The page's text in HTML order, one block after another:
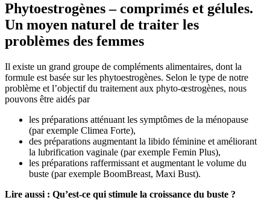
Phytoestrogènes – comprimés et gélules.
Un moyen naturel de traiter les
problèmes des femmes
Il existe un grand groupe de compléments alimentaires, dont la
formule est basée sur les phytoestrogènes. Selon le type de notre
problème et l’objectif du traitement aux phyto-œstrogènes, nous
pouvons être aidés par
les préparations atténuant les symptômes de la ménopause
(par exemple Climea Forte),
des préparations augmentant la libido féminine et améliorant
la lubrification vaginale (par exemple Femin Plus),
les préparations raffermissant et augmentant le volume du
buste (par exemple BoomBreast, Maxi Bust).
Lire aussi : Qu’est-ce qui stimule la croissance du buste ?